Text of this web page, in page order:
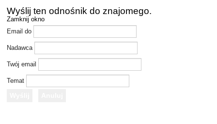
Wyślij ten odnośnik do znajomego.
Zamknij okno
Email do
Nadawca
Twój email
Temat